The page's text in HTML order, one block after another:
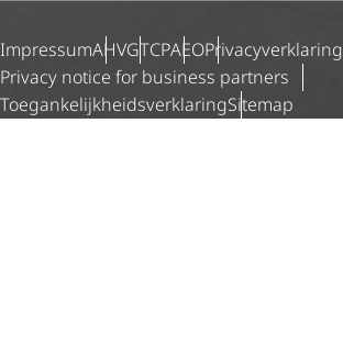
ImpressumAHVGTCPAEOPriva­cy­ver­kla­ring
Privacy notice for business partners
Toegan­ke­lijk­heids­ver­kla­ringSitemap